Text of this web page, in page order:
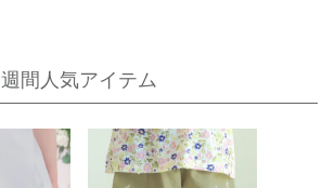
泉北タカシマヤ
店舗詳細へ
催会場
2026.08.5 ～ 2026.08.11
週間人気アイテム